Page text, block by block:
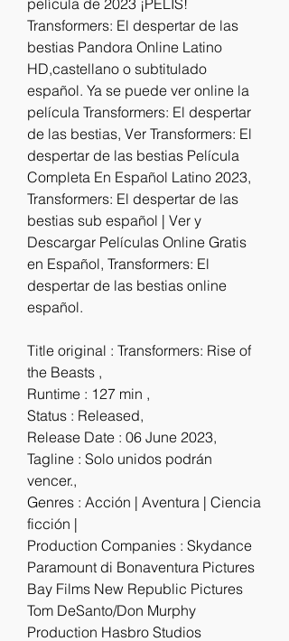
película de 2023 ¡PELIS!
Transformers: El despertar de las
bestias Pandora Online Latino
HD,castellano o subtitulado
español. Ya se puede ver online la
película Transformers: El despertar
de las bestias, Ver Transformers: El
despertar de las bestias Película
Completa En Español Latino 2023,
Transformers: El despertar de las
bestias sub español | Ver y
Descargar Películas Online Gratis
en Español, Transformers: El
despertar de las bestias online
español.
Title original : Transformers: Rise of
the Beasts ,
Runtime : 127 min ,
Status : Released,
Release Date : 06 June 2023,
Tagline : Solo unidos podrán
vencer.,
Genres : Acción | Aventura | Ciencia
ficción |
Production Companies : Skydance
Paramount di Bonaventura Pictures
Bay Films New Republic Pictures
Tom DeSanto/Don Murphy
Production Hasbro Studios